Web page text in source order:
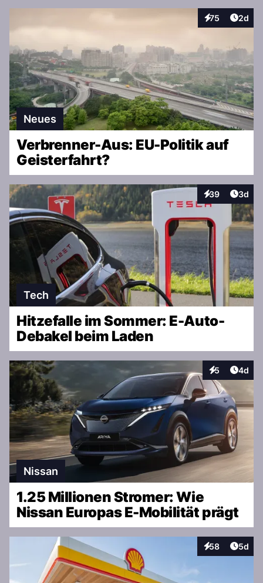
75
Interaktionen
2d
Neues
Verbrenner-Aus: EU-Politik auf
Geisterfahrt?
39
Interaktionen
3d
Tech
Hitzefalle im Sommer: E-Auto-
Debakel beim Laden
5
Interaktionen
4d
Nissan
1.25 Millionen Stromer: Wie
Nissan Europas E-Mobilität prägt
58
Interaktionen
5d